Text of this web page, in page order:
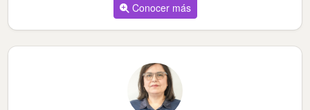
Conocer más